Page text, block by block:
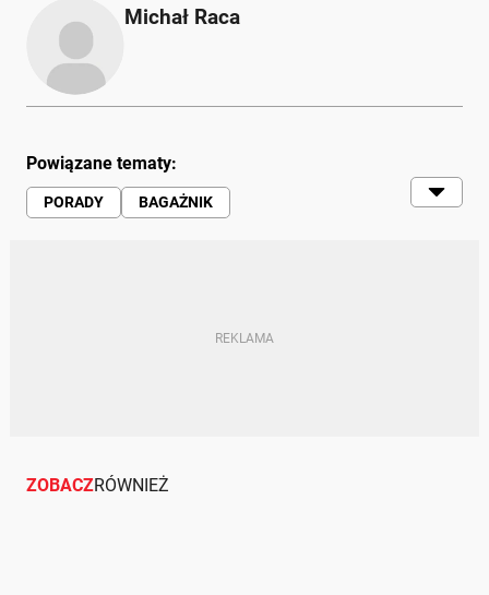
Michał Raca
Powiązane tematy:
PORADY
BAGAŻNIK
ZOBACZRÓWNIEŻ